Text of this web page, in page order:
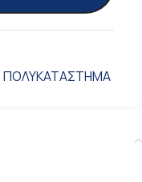
ΠΟΛΥΚΑΤΑΣΤΗΜΑ